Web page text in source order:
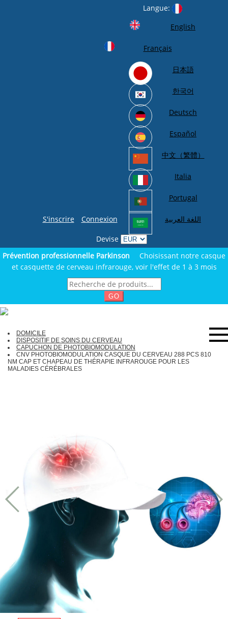
S'inscrire Connexion
Langue:
English
Français
日本語
한국어
Deutsch
Español
中文（繁體）
Italia
Portugal
اللغة العربية
Devise
Prévention professionnelle Parkinson
Choisissant notre casque
et casquette de cerveau infrarouge, voir l'effet de 1 à 3 mois
GO
DOMICILE
DISPOSITIF DE SOINS DU CERVEAU
CAPUCHON DE PHOTOBIOMODULATION
CNV PHOTOBIOMODULATION CASQUE DU CERVEAU 288 PCS 810
NM CAP ET CHAPEAU DE THÉRAPIE INFRAROUGE POUR LES
MALADIES CÉRÉBRALES